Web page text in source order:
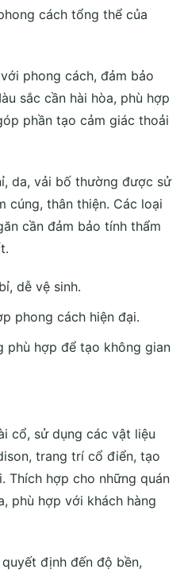
cách tổng thể của
phong cách, đảm bảo
sắc cần hài hòa, phù hợp
phần tạo cảm giác thoải
da, vải bố thường được sử
cúng, thân thiện. Các loại
cần đảm bảo tính thẩm
dễ vệ sinh.
phong cách hiện đại.
phù hợp để tạo không gian
cổ, sử dụng các vật liệu
trang trí cổ điển, tạo
Thích hợp cho những quán
phù hợp với khách hàng
định đến độ bền,